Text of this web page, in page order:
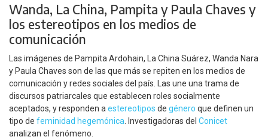
Wanda, La China, Pampita y Paula Chaves y
los estereotipos en los medios de
comunicación
Las imágenes de Pampita Ardohain, La China Suárez, Wanda Nara
y Paula Chaves son de las que más se repiten en los medios de
comunicación y redes sociales del país. Las une una trama de
discursos patriarcales que establecen roles socialmente
aceptados, y responden a estereotipos de género que definen un
tipo de feminidad hegemónica . Investigadoras del Conicet
analizan el fenómeno.